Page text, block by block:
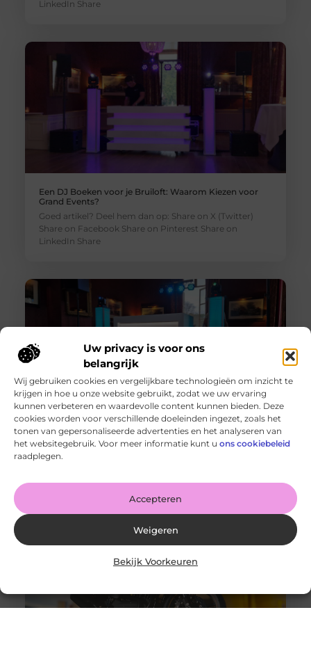
Uw privacy is voor ons
belangrijk
Wij gebruiken cookies en vergelijkbare technologieën om inzicht te
krijgen in hoe u onze website gebruikt, zodat we uw ervaring
kunnen verbeteren en waardevolle content kunnen bieden. Deze
cookies worden voor verschillende doeleinden ingezet, zoals het
tonen van gepersonaliseerde advertenties en het analyseren van
het websitegebruik. Voor meer informatie kunt u ons cookiebeleid
raadplegen.
Accepteren
Weigeren
Bekijk Voorkeuren
LinkedIn Share
Een DJ Boeken voor je Bruiloft: Waarom Kiezen voor
Grand Events?
Goed artikel? Deel hem dan op: Share on X (Twitter)
Share on Facebook Share on Pinterest Share on
LinkedIn Share
Een Feest DJ Huren voor je Bedrijfsfeest: De Sleutel tot
Succes
Goed artikel? Deel hem dan op: Share on X (Twitter)
Share on Facebook Share on Pinterest Share on